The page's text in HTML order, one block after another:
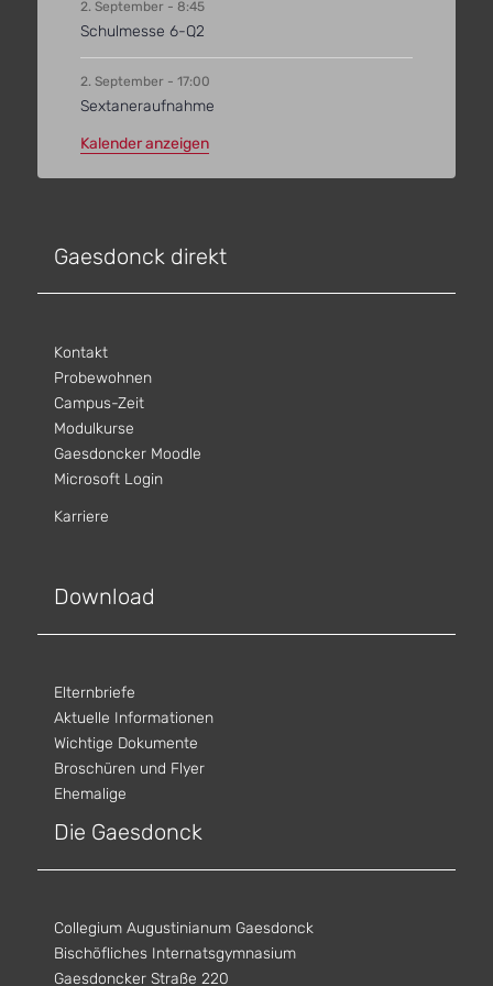
2. September - 8:45
Schulmesse 6-Q2
2. September - 17:00
Sextaneraufnahme
Kalender anzeigen
Gaesdonck direkt
Kontakt
Probewohnen
Campus-Zeit
Modulkurse
Gaesdoncker Moodle
Microsoft Login
Karriere
Download
Elternbriefe
Aktuelle Informationen
Wichtige Dokumente
Broschüren und Flyer
Ehemalige
Die Gaesdonck
Collegium Augustinianum Gaesdonck
Bischöfliches Internatsgymnasium
Gaesdoncker Straße 220